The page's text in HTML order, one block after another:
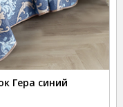
Гера синий